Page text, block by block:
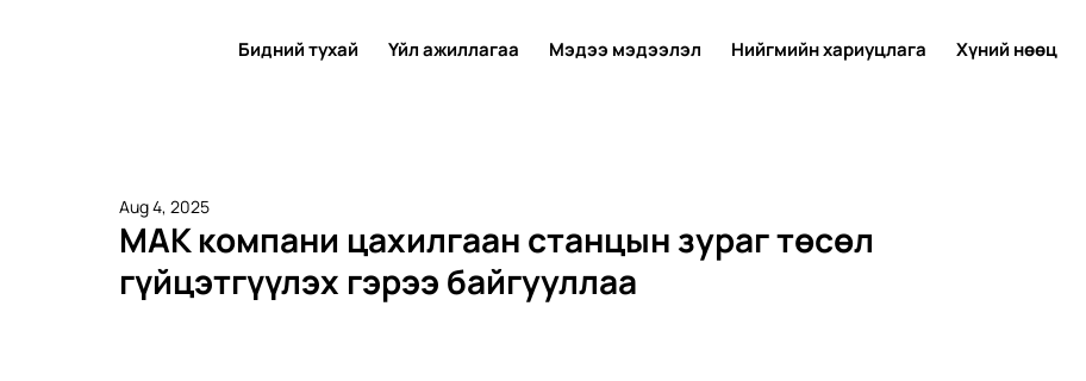
Бидний тухай Үйл ажиллагаа Мэдээ мэдээлэл Нийгмийн хариуцлага Хүний нөөц
МАК компани цахилгаан станцын зураг төсөл
гүйцэтгүүлэх гэрээ байгууллаа
Aug 4, 2025